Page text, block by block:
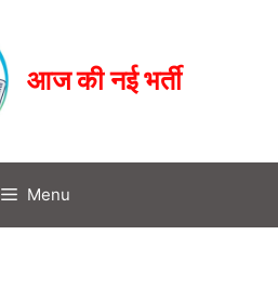
आज की नई भर्ती
Menu